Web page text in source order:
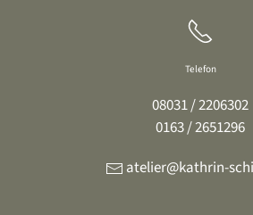
Telefon
08031 / 2206302
0163 / 2651296
atelier@kathrin-